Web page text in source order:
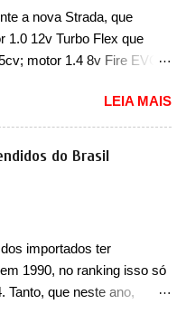
desenho mais retangular,
para as
deles será uma
do módulo de controle
HCP). Para alguns veículos
a substituição do
(aquecimento,
A marca também
microprocessador do
de força motriz,
do software do
a nova Strada, que
1.0 12v Turbo Flex que
motor 1.4 8v Fire EVO
Strada, que aparece com
com uma nova opção de
compacta receber o
Flex, conhecido como
com avanços
nunca
e agora ela abre uma
LEIA MAIS
do Brasil
importados ter
1990, no ranking isso só
Tanto, que neste ano,